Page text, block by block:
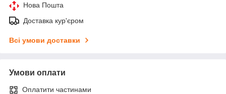
Нова Пошта
Доставка кур'єром
Всі умови доставки
Умови оплати
Оплатити частинами